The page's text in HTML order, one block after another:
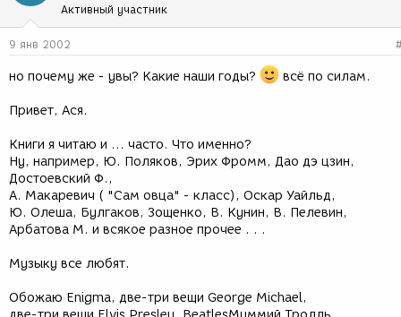
Активный участник
9 янв 2002
но почему же - увы? Какие наши годы? всё по силам.
Привет, Ася.
Книги я читаю и ... часто. Что именно?
Ну, например, Ю. Поляков, Эрих Фромм, Дао дэ цзин,
Достоевский Ф.,
А. Макаревич ( "Сам овца" - класс), Оскар Уайльд,
Ю. Олеша, Булгаков, Зощенко, В. Кунин, В. Пелевин,
Арбатова М. и всякое разное прочее . . .
Музыку все любят.
Обожаю Enigma, две-три вещи George Michael,